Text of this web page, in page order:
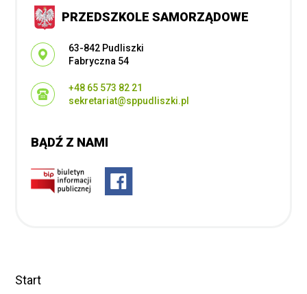
PRZEDSZKOLE SAMORZĄDOWE
Adres pocztowy:
63-842 Pudliszki
Fabryczna 54
+48 65 573 82 21
sekretariat@sppudliszki.pl
BĄDŹ Z NAMI
Start